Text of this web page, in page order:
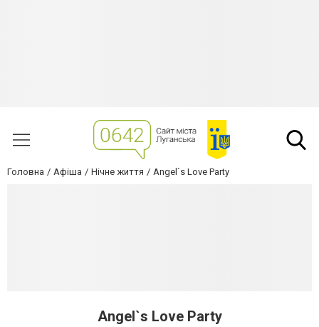
Головна Афіша Нічне життя Angel`s Love Party
Angel`s Love Party